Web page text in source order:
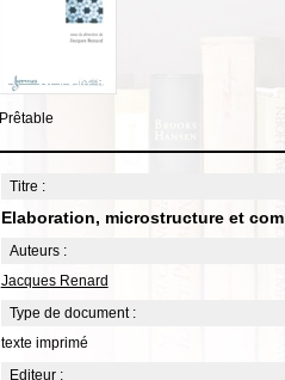
Prêtable
Titre :
Elaboration, microstructure et
Auteurs :
Jacques Renard
Type de document :
texte imprimé
Editeur :